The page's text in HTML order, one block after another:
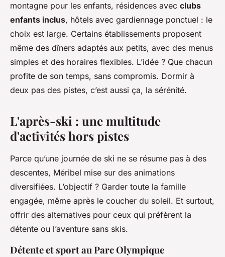
montagne pour les enfants, résidences avec clubs
enfants inclus, hôtels avec gardiennage ponctuel : le
choix est large. Certains établissements proposent
même des dîners adaptés aux petits, avec des menus
simples et des horaires flexibles. L’idée ? Que chacun
profite de son temps, sans compromis. Dormir à
deux pas des pistes, c’est aussi ça, la sérénité.
L'après-ski : une multitude
d'activités hors pistes
Parce qu’une journée de ski ne se résume pas à des
descentes, Méribel mise sur des animations
diversifiées. L’objectif ? Garder toute la famille
engagée, même après le coucher du soleil. Et surtout,
offrir des alternatives pour ceux qui préfèrent la
détente ou l’aventure sans skis.
Détente et sport au Parc Olympique